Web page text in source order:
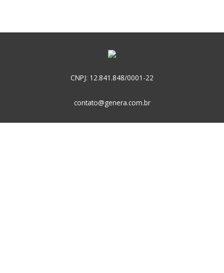
CNPJ: 12.841.848/0001-22
contato@genera.com.br